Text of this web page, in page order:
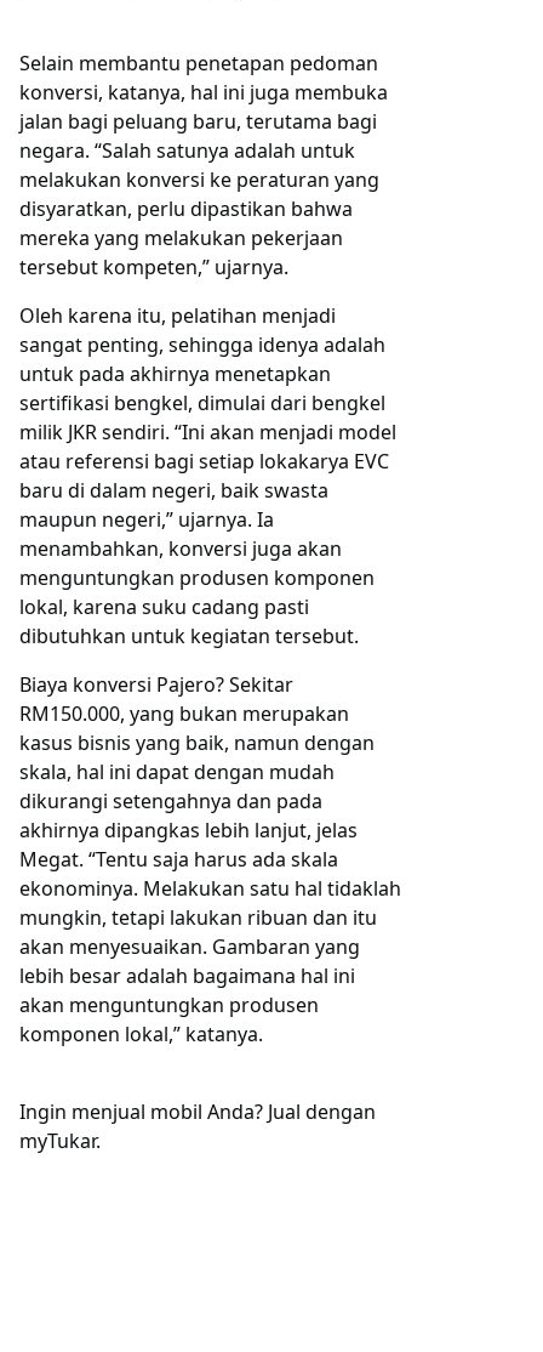
Selain membantu penetapan pedoman
konversi, katanya, hal ini juga membuka
jalan bagi peluang baru, terutama bagi
negara. “Salah satunya adalah untuk
melakukan konversi ke peraturan yang
disyaratkan, perlu dipastikan bahwa
mereka yang melakukan pekerjaan
tersebut kompeten,” ujarnya.
Oleh karena itu, pelatihan menjadi
sangat penting, sehingga idenya adalah
untuk pada akhirnya menetapkan
sertifikasi bengkel, dimulai dari bengkel
milik JKR sendiri. “Ini akan menjadi model
atau referensi bagi setiap lokakarya EVC
baru di dalam negeri, baik swasta
maupun negeri,” ujarnya. Ia
menambahkan, konversi juga akan
menguntungkan produsen komponen
lokal, karena suku cadang pasti
dibutuhkan untuk kegiatan tersebut.
Biaya konversi Pajero? Sekitar
RM150.000, yang bukan merupakan
kasus bisnis yang baik, namun dengan
skala, hal ini dapat dengan mudah
dikurangi setengahnya dan pada
akhirnya dipangkas lebih lanjut, jelas
Megat. “Tentu saja harus ada skala
ekonominya. Melakukan satu hal tidaklah
mungkin, tetapi lakukan ribuan dan itu
akan menyesuaikan. Gambaran yang
lebih besar adalah bagaimana hal ini
akan menguntungkan produsen
komponen lokal,” katanya.
Ingin menjual mobil Anda? Jual dengan
myTukar.